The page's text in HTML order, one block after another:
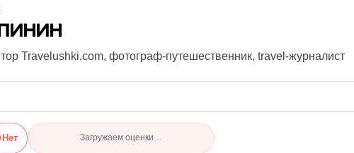
Travelushki.com, фотограф-путешественник, travel-журналист
Нет Загружаем оценки…